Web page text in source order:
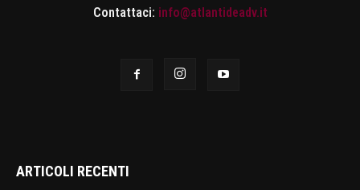
Contattaci: info@atlantideadv.it
ARTICOLI RECENTI